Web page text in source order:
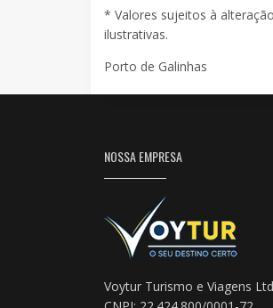
* Valores sujeitos à
ilustrativas.
Porto de Galinhas
NOSSA EMPRESA
Voytur Turismo e Viagens